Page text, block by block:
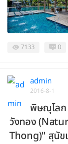
7133 0
admin
2016-8-1
พิษณุโลก
วังทอง
Thong)" สุนัข